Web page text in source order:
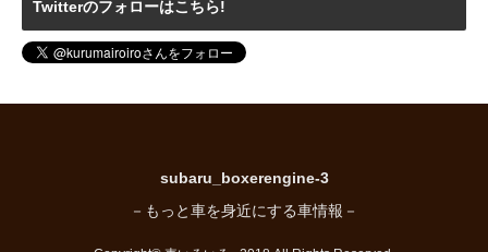
Twitterのフォローはこちら!
subaru_boxerengine-3
－もっと車を身近にする車情報－